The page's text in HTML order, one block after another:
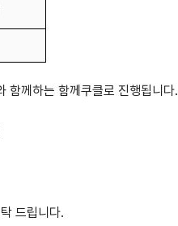
함께하는 함께쿠클로 진행됩니다.
드립니다.